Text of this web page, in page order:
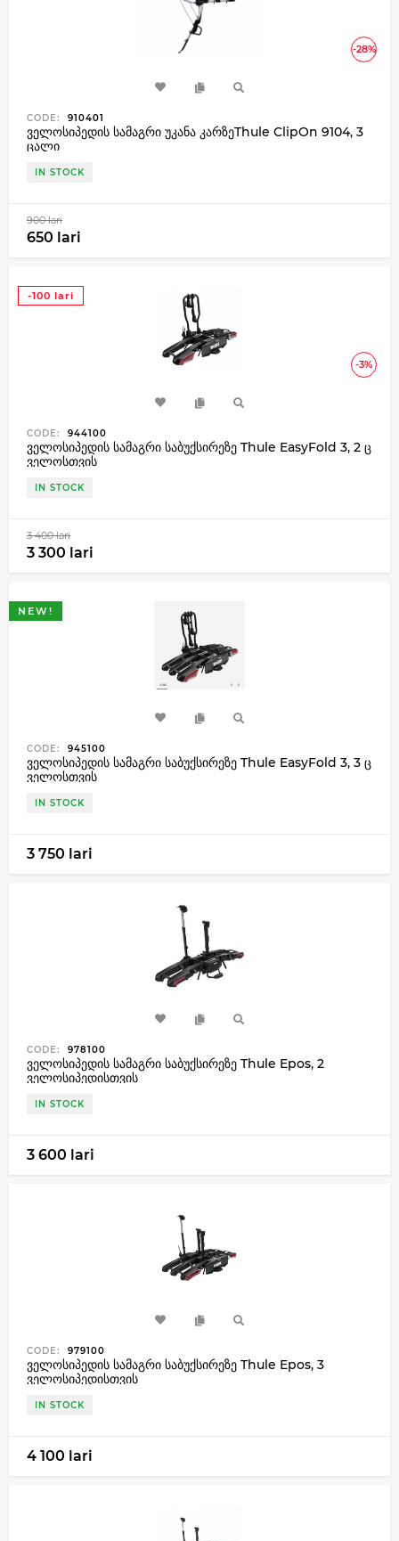
-28%
CODE: 910401
ველოსიპედის სამაგრი უკანა კარზეThule ClipOn 9104, 3
ცალი
IN STOCK
900 lari
650 lari
-3%
-100 lari
CODE: 944100
ველოსიპედის სამაგრი საბუქსირეზე Thule EasyFold 3, 2 ც
ველოსთვის
IN STOCK
3 400 lari
3 300 lari
NEW!
CODE: 945100
ველოსიპედის სამაგრი საბუქსირეზე Thule EasyFold 3, 3 ც
ველოსთვის
IN STOCK
3 750 lari
CODE: 978100
ველოსიპედის სამაგრი საბუქსირეზე Thule Epos, 2
ველოსიპედისთვის
IN STOCK
3 600 lari
CODE: 979100
ველოსიპედის სამაგრი საბუქსირეზე Thule Epos, 3
ველოსიპედისთვის
IN STOCK
4 100 lari